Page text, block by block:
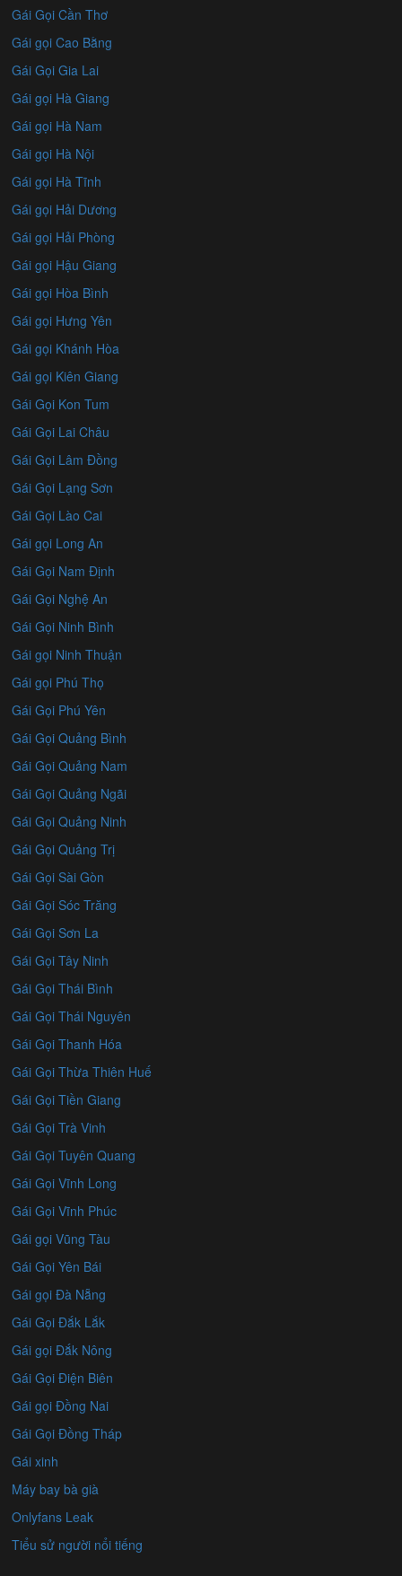
Gái Gọi Cần Thơ
Gái gọi Cao Bằng
Gái Gọi Gia Lai
Gái gọi Hà Giang
Gái gọi Hà Nam
Gái gọi Hà Nội
Gái gọi Hà Tĩnh
Gái gọi Hải Dương
Gái gọi Hải Phòng
Gái gọi Hậu Giang
Gái gọi Hòa Bình
Gái gọi Hưng Yên
Gái gọi Khánh Hòa
Gái gọi Kiên Giang
Gái Gọi Kon Tum
Gái Gọi Lai Châu
Gái Gọi Lâm Đồng
Gái Gọi Lạng Sơn
Gái Gọi Lào Cai
Gái gọi Long An
Gái Gọi Nam Định
Gái Gọi Nghệ An
Gái Gọi Ninh Bình
Gái gọi Ninh Thuận
Gái gọi Phú Thọ
Gái Gọi Phú Yên
Gái Gọi Quảng Bình
Gái Gọi Quảng Nam
Gái Gọi Quảng Ngãi
Gái Gọi Quảng Ninh
Gái Gọi Quảng Trị
Gái Gọi Sài Gòn
Gái Gọi Sóc Trăng
Gái Gọi Sơn La
Gái Gọi Tây Ninh
Gái Gọi Thái Bình
Gái Gọi Thái Nguyên
Gái Gọi Thanh Hóa
Gái Gọi Thừa Thiên Huế
Gái Gọi Tiền Giang
Gái Gọi Trà Vinh
Gái Gọi Tuyên Quang
Gái Gọi Vĩnh Long
Gái Gọi Vĩnh Phúc
Gái gọi Vũng Tàu
Gái Gọi Yên Bái
Gái gọi Đà Nẵng
Gái Gọi Đắk Lắk
Gái gọi Đắk Nông
Gái Gọi Điện Biên
Gái gọi Đồng Nai
Gái Gọi Đồng Tháp
Gái xinh
Máy bay bà già
Onlyfans Leak
Tiểu sử người nổi tiếng